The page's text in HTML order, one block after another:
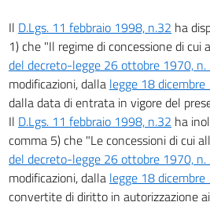
Il D.Lgs. 11 febbraio 1998, n.32 ha
1) che "Il regime di concessione di cui
del decreto-legge 26 ottobre 1970, n.
modificazioni, dalla legge 18
dalla data di entrata in vigore del
Il D.Lgs. 11 febbraio 1998, n.32 ha
comma 5) che "Le concessioni di cui
del decreto-legge 26 ottobre 1970, n.
modificazioni, dalla legge 18
convertite di diritto in autorizzazione